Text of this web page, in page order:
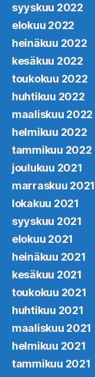
syyskuu 2022
elokuu 2022
heinäkuu 2022
kesäkuu 2022
toukokuu 2022
huhtikuu 2022
maaliskuu 2022
helmikuu 2022
tammikuu 2022
joulukuu 2021
marraskuu 2021
lokakuu 2021
syyskuu 2021
elokuu 2021
heinäkuu 2021
kesäkuu 2021
toukokuu 2021
huhtikuu 2021
maaliskuu 2021
helmikuu 2021
tammikuu 2021